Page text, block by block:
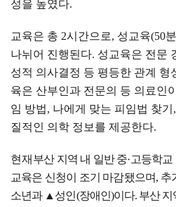
성을 높였다.
교육은 총 2시간으로, 성교육(50분
나뉘어 진행된다. 성교육은 전문
성적 의사결정 등 평등한 관계 형
육은 산부인과 전문의 등 의료인
임 방법, 나에게 맞는 피임법 찾기 ,
질적인 의학 정보를 제공한다.
현재 부산 지역 내 일반 중·고등학교
교육은 신청이 조기 마감됐으며, 추
소년과 ▲ 성인(장애인)이다. 부산 지